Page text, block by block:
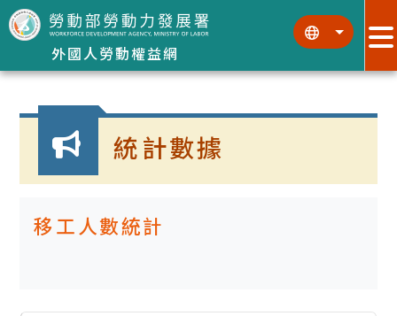
跳到主要內容區塊
外國人勞動權益網
::: :::
:::
統計數據
移工人數統計